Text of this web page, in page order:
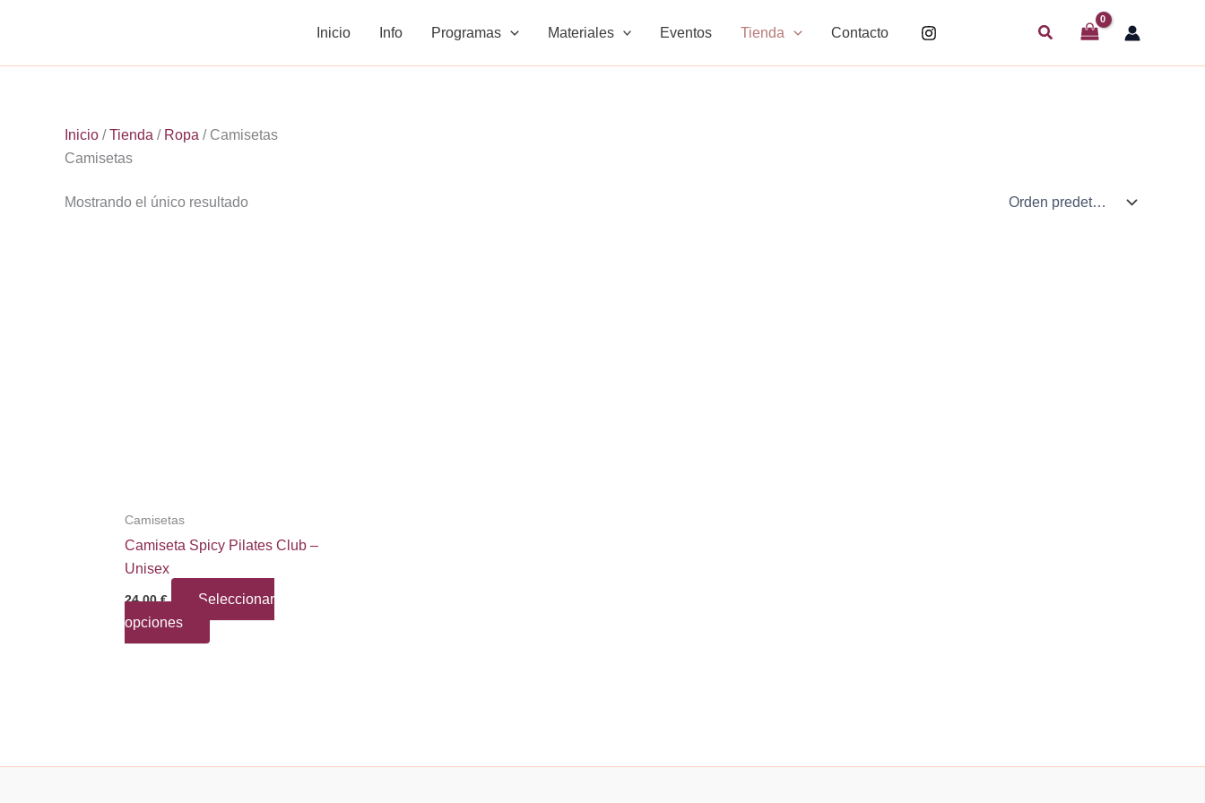
Inicio Info Programas Materiales Eventos Tienda Contacto Buscar
Inicio /Tienda / Ropa / Camisetas
Camisetas
Mostrando el único resultado
Camisetas
Camiseta Spicy Pilates Club –
Unisex
24,00€
Seleccionar
opciones
Este
producto